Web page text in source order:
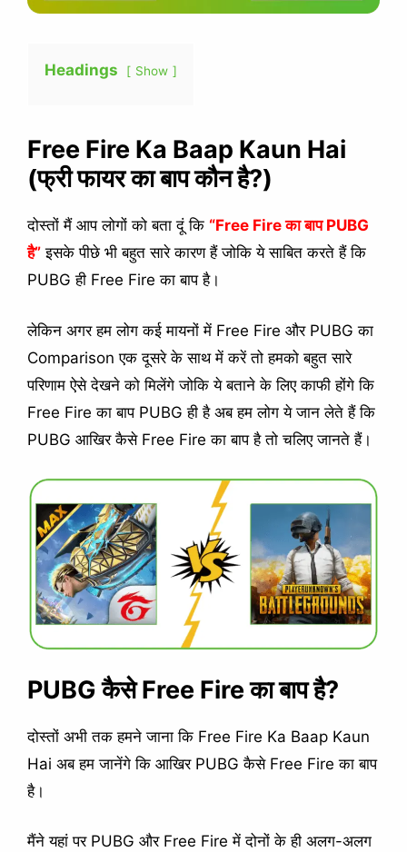
Headings Show
Free Fire Ka Baap Kaun Hai
(फ्री फायर का बाप कौन है?)
दोस्तों मैं आप लोगों को बता दूं कि “Free Fire का बाप PUBG
है” इसके पीछे भी बहुत सारे कारण हैं जोकि ये साबित करते हैं कि
PUBG ही Free Fire का बाप है।
लेकिन अगर हम लोग कई मायनों में Free Fire और PUBG का
Comparison एक दूसरे के साथ में करें तो हमको बहुत सारे
परिणाम ऐसे देखने को मिलेंगे जोकि ये बताने के लिए काफी होंगे कि
Free Fire का बाप PUBG ही है अब हम लोग ये जान लेते हैं कि
PUBG आखिर कैसे Free Fire का बाप है तो चलिए जानते हैं।
PUBG कैसे Free Fire का बाप है?
दोस्तों अभी तक हमने जाना कि Free Fire Ka Baap Kaun
Hai अब हम जानेंगे कि आखिर PUBG कैसे Free Fire का बाप
है।
मैंने यहां पर PUBG और Free Fire में दोनों के ही अलग-अलग